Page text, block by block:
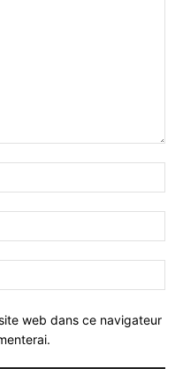
web dans ce navigateur